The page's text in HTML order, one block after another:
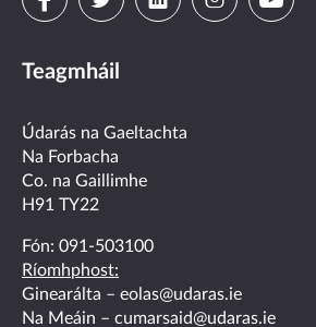
on
facebook
on
twitterlinkedin
Teagmháil
Údarás na Gaeltachta
Na Forbacha
Co. na Gaillimhe
H91 TY22
Fón: 091-503100
Ríomhphost:
Ginearálta – eolas@udaras.ie
Na Meáin – cumarsaid@udaras.ie